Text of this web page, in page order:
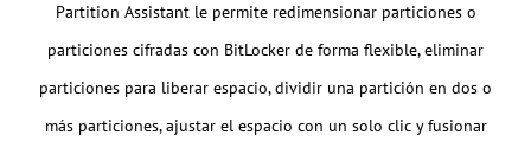
Partition Assistant le permite redimensionar particiones o
particiones cifradas con BitLocker de forma flexible, eliminar
particiones para liberar espacio, dividir una partición en dos o
más particiones, ajustar el espacio con un solo clic y fusionar